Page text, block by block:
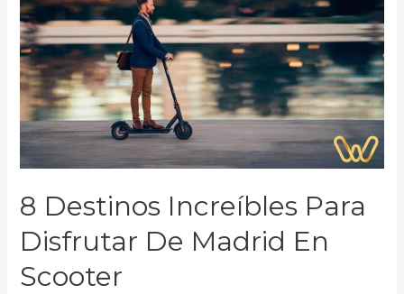
8 Destinos Increíbles Para
Disfrutar De Madrid En
Scooter